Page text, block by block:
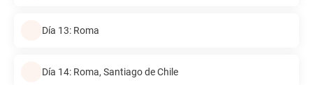
Día 13: Roma
Día 14: Roma, Santiago de Chile